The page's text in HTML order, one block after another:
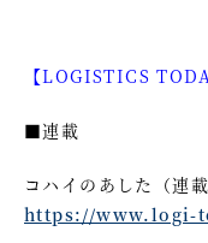
【LOGISTICS
■連載
コハイのあした（連載
https://www.logi-